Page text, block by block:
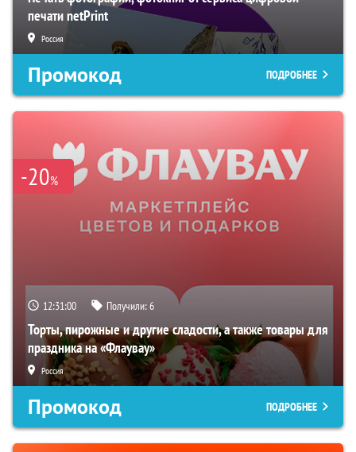
печати netPrint
Россия
Промокод ПОДРОБНЕЕ
-20%
12:30:59 Получили:6
Торты, пирожные и другие сладости, а также товары для
праздника на «Флаувау»
Россия
Промокод ПОДРОБНЕЕ